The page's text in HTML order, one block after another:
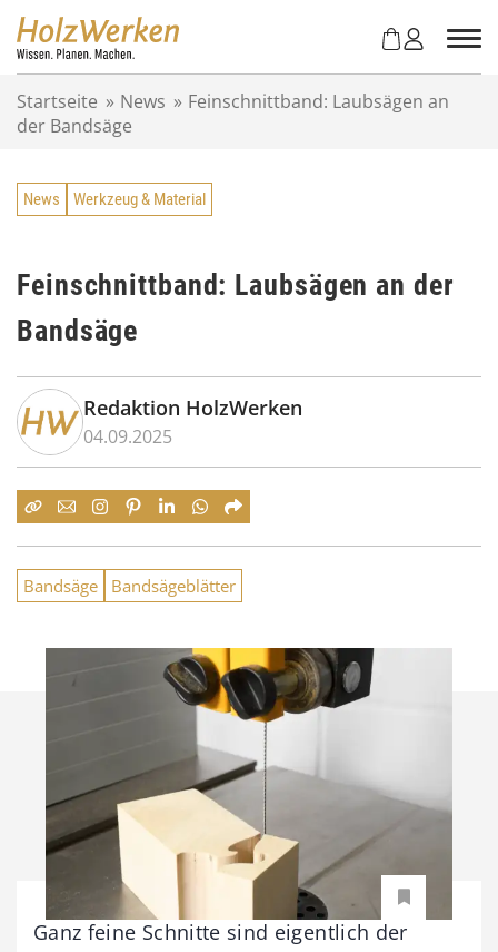
Startseite » News » Feinschnittband: Laubsägen an
der Bandsäge
News Werkzeug & Material
Feinschnittband: Laubsägen an der
Bandsäge
Redaktion HolzWerken
04.09.2025
Bandsäge Bandsägeblätter
Ganz feine Schnitte sind eigentlich der